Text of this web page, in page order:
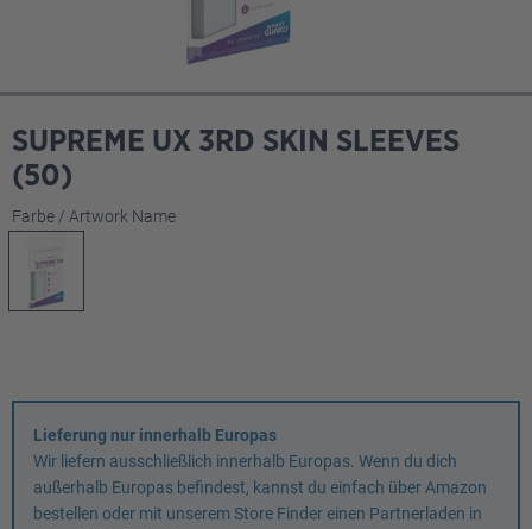
SUPREME UX 3RD SKIN SLEEVES
(50)
Farbe / Artwork Nameauswählen
Lieferung nur innerhalb Europas
Wir liefern ausschließlich innerhalb Europas. Wenn du dich
außerhalb Europas befindest, kannst du einfach über Amazon
bestellen oder mit unserem Store Finder einen Partnerladen in